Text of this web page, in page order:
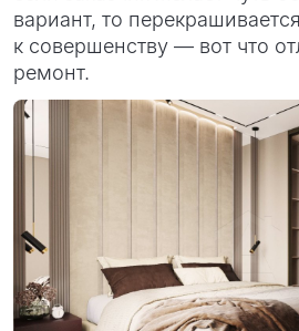
вариант, то
к совершенству — вот что
ремонт.